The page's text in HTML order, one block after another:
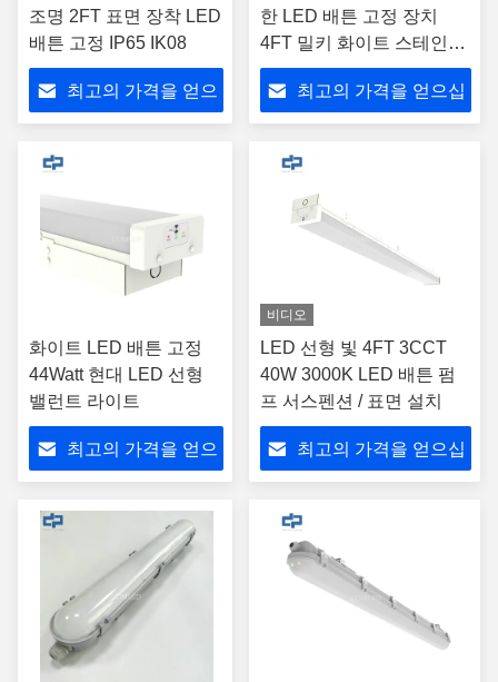
조명 2FT 표면 장착 LED
배튼 고정 IP65 IK08
최고의 가격을 얻으
한 LED 배튼 고정 장치
4FT 밀키 화이트 스테인리
스 스틸 하우징
최고의 가격을 얻으십
화이트 LED 배튼 고정
44Watt 현대 LED 선형
밸런트 라이트
최고의 가격을 얻으
비디오
LED 선형 빛 4FT 3CCT
40W 3000K LED 배튼 펌
프 서스펜션 / 표면 설치
최고의 가격을 얻으십